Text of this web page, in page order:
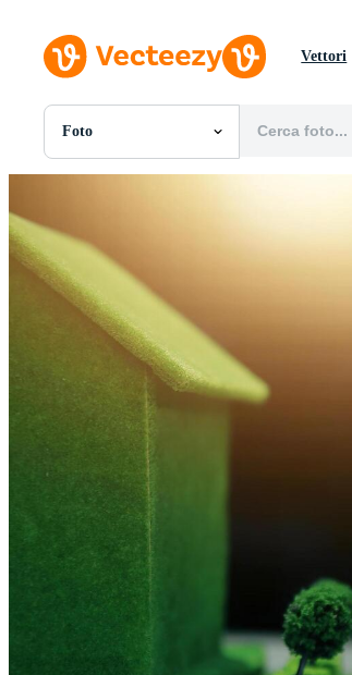
Vettori
Foto
Tutte Immagini
SVGs
Modelli
Vettori
Videos
Motion graphics
Immagini Editoriali
Eventi Editoriali